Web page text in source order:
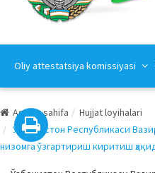
Oliy attestatsiya komissiyasi
Asosiy sahifa
Hujjat loyihalari
Ўзбекистон Республикаси
низомга ўзгартириш киритиш